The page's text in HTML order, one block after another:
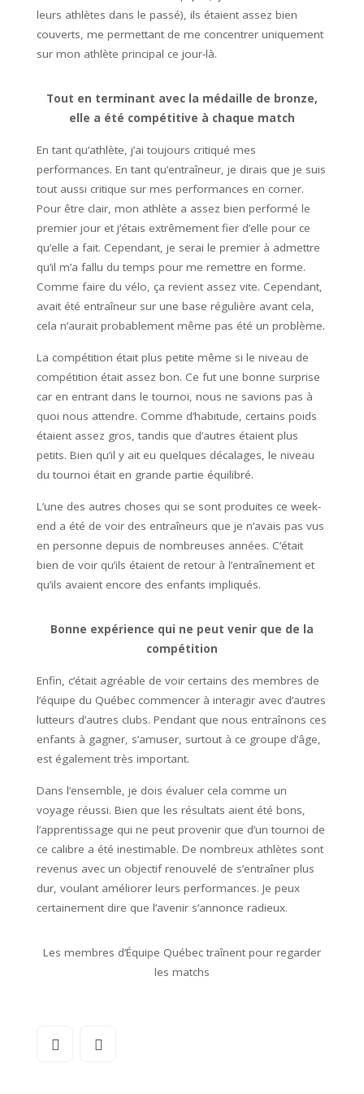
leurs athlètes dans le passé), ils étaient assez bien
couverts, me permettant de me concentrer uniquement
sur mon athlète principal ce jour-là.
Tout en terminant avec la médaille de bronze,
elle a été compétitive à chaque match
En tant qu’athlète, j’ai toujours critiqué mes
performances. En tant qu’entraîneur, je dirais que je suis
tout aussi critique sur mes performances en corner.
Pour être clair, mon athlète a assez bien performé le
premier jour et j’étais extrêmement fier d’elle pour ce
qu’elle a fait. Cependant, je serai le premier à admettre
qu’il m’a fallu du temps pour me remettre en forme.
Comme faire du vélo, ça revient assez vite. Cependant,
avait été entraîneur sur une base régulière avant cela,
cela n’aurait probablement même pas été un problème.
La compétition était plus petite même si le niveau de
compétition était assez bon. Ce fut une bonne surprise
car en entrant dans le tournoi, nous ne savions pas à
quoi nous attendre. Comme d’habitude, certains poids
étaient assez gros, tandis que d’autres étaient plus
petits. Bien qu’il y ait eu quelques décalages, le niveau
du tournoi était en grande partie équilibré.
L’une des autres choses qui se sont produites ce week-
end a été de voir des entraîneurs que je n’avais pas vus
en personne depuis de nombreuses années. C’était
bien de voir qu’ils étaient de retour à l’entraînement et
qu’ils avaient encore des enfants impliqués.
Bonne expérience qui ne peut venir que de la
compétition
Enfin, c’était agréable de voir certains des membres de
l’équipe du Québec commencer à interagir avec d’autres
lutteurs d’autres clubs. Pendant que nous entraînons ces
enfants à gagner, s’amuser, surtout à ce groupe d’âge,
est également très important.
Dans l’ensemble, je dois évaluer cela comme un
voyage réussi. Bien que les résultats aient été bons,
l’apprentissage qui ne peut provenir que d’un tournoi de
ce calibre a été inestimable. De nombreux athlètes sont
revenus avec un objectif renouvelé de s’entraîner plus
dur, voulant améliorer leurs performances. Je peux
certainement dire que l’avenir s’annonce radieux.
Les membres d’Équipe Québec traînent pour regarder
les matchs